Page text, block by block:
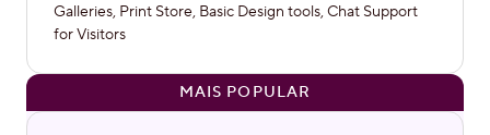
Galleries, Print Store, Basic Design tools, Chat Support
for Visitors
MAIS POPULAR